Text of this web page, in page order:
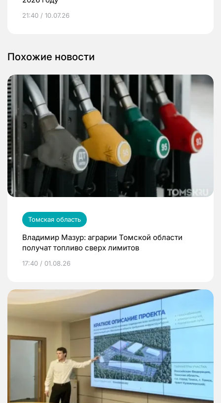
21:40 / 10.07.26
Похожие новости
Томская область
Владимир Мазур: аграрии Томской области
получат топливо сверх лимитов
17:40 / 01.08.26